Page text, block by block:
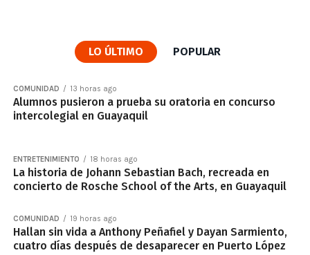
LO ÚLTIMO POPULAR
COMUNIDAD 13 horas ago
Alumnos pusieron a prueba su oratoria en concurso
intercolegial en Guayaquil
ENTRETENIMIENTO 18 horas ago
La historia de Johann Sebastian Bach, recreada en
concierto de Rosche School of the Arts, en Guayaquil
COMUNIDAD 19 horas ago
Hallan sin vida a Anthony Peñafiel y Dayan Sarmiento,
cuatro días después de desaparecer en Puerto López